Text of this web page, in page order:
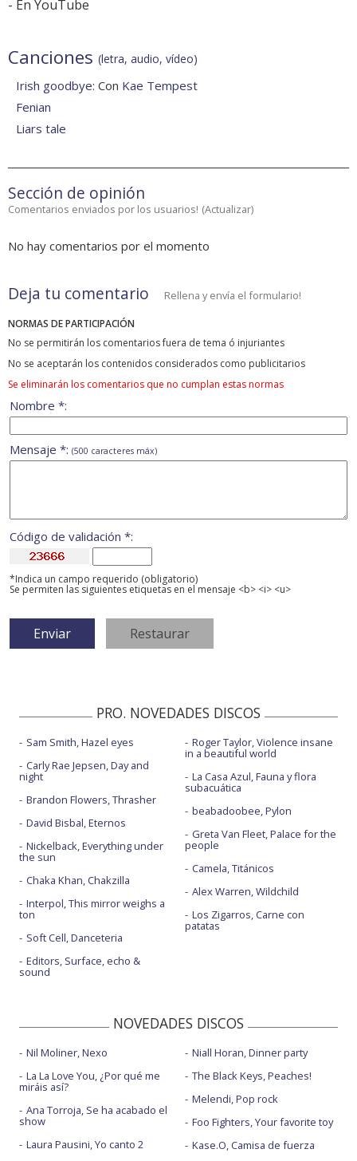
- En YouTube
Canciones (letra, audio, vídeo)
Irish goodbye: Con Kae Tempest
Fenian
Liars tale
Sección de opinión
Comentarios enviados por los usuarios! (Actualizar)
No hay comentarios por el momento
Deja tu comentario Rellena y envía el formulario!
NORMAS DE PARTICIPACIÓN
No se permitirán los comentarios fuera de tema ó injuriantes
No se aceptarán los contenidos considerados como publicitarios
Se eliminarán los comentarios que no cumplan estas normas
Nombre *:
Mensaje *: (500 caracteres máx)
Código de validación *:
*Indica un campo requerido (obligatorio)
Se permiten las siguientes etiquetas en el mensaje <b> <i> <u>
PRO. NOVEDADES DISCOS
Sam Smith, Hazel eyes
Carly Rae Jepsen, Day and
night
Brandon Flowers, Thrasher
David Bisbal, Eternos
Nickelback, Everything under
the sun
Chaka Khan, Chakzilla
Interpol, This mirror weighs a
ton
Soft Cell, Danceteria
Editors, Surface, echo &
sound
Roger Taylor, Violence insane
in a beautiful world
La Casa Azul, Fauna y flora
subacuática
beabadoobee, Pylon
Greta Van Fleet, Palace for the
people
Camela, Titánicos
Alex Warren, Wildchild
Los Zigarros, Carne con
patatas
NOVEDADES DISCOS
Nil Moliner, Nexo
La La Love You, ¿Por qué me
miráis así?
Ana Torroja, Se ha acabado el
show
Laura Pausini, Yo canto 2
Niall Horan, Dinner party
The Black Keys, Peaches!
Melendi, Pop rock
Foo Fighters, Your favorite toy
Kase.O, Camisa de fuerza